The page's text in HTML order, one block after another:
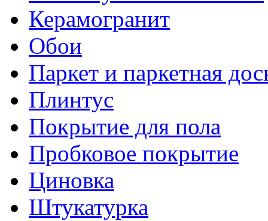
Керамогранит
Обои
Паркет и паркетная
Плинтус
Покрытие для пола
Пробковое покрытие
Циновка
Штукатурка